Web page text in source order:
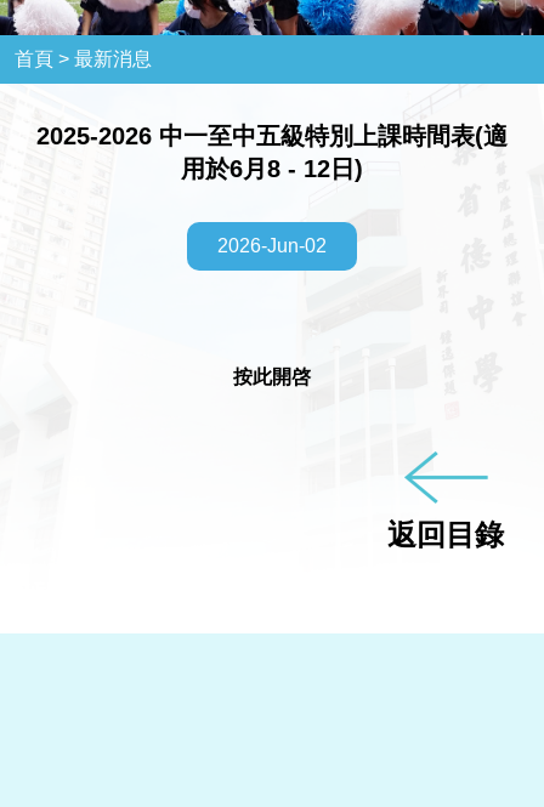
首頁 >最新消息
2025-2026 中一至中五級特別上課時間表(適
用於6月8 - 12日)
2026-Jun-02
按此開啓
返回目錄